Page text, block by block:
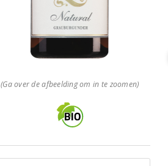
(Ga over de afbeelding om in te zoomen)